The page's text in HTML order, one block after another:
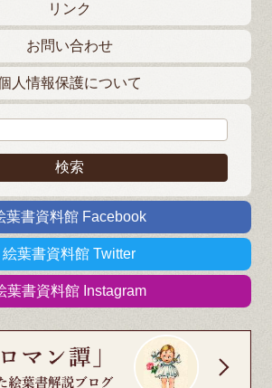
リンク
お問い合わせ
人情報保護について
葉書資料館 Facebook
絵葉書資料館 Twitter
葉書資料館 Instagram